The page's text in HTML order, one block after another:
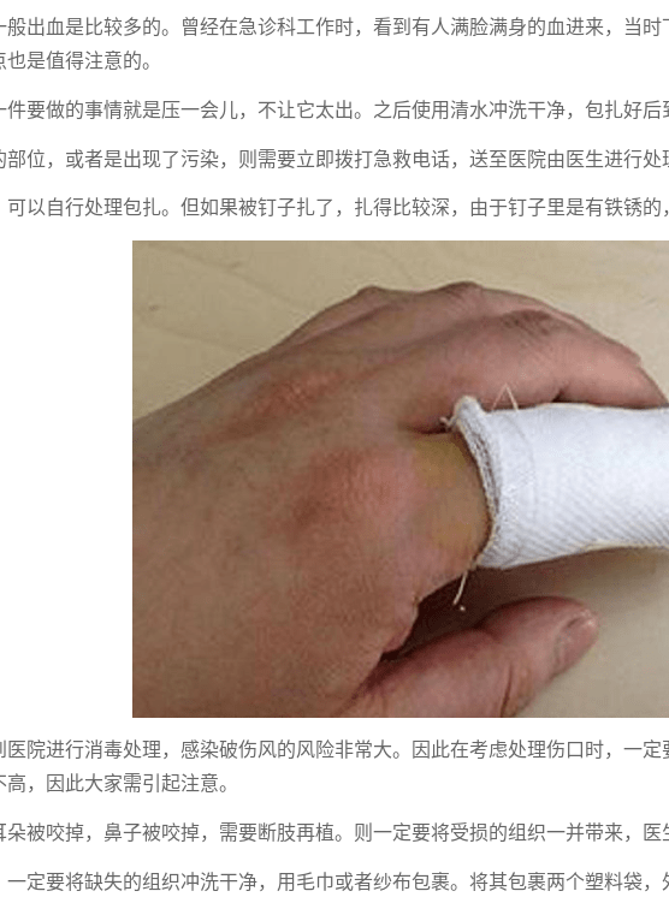
出血是比较多的。曾经在急诊科工作时，看到有人满脸满身的血进来，当
是值得注意的。
要做的事情就是压一会儿，不让它太出。之后使用清水冲洗干净，包扎好后
位，或者是出现了污染，则需要立即拨打急救电话，送至医院由医生进行处
可以自行处理包扎。但如果被钉子扎了，扎得比较深，由于钉子里是有铁锈
院进行消毒处理，感染破伤风的风险非常大。因此在考虑处理伤口时，一
，因此大家需引起注意。
被咬掉，鼻子被咬掉，需要断肢再植。则一定要将受损的组织一并带来，
一定要将缺失的组织冲洗干净，用毛巾或者纱布包裹。将其包裹两个塑料袋